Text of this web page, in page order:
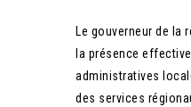
Le gouverneur de la
la présence
administratives
des services